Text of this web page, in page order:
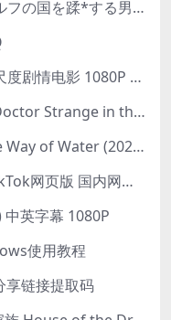
OVA巨*エルフ母娘催*#1エルフの国を蹂*する男。汚された女王と姫
B级文件 B컷 (2022) 韩国大尺度剧情电影 1080P 中字
奇异博士2：疯狂多元宇宙 Doctor Strange in the Multiverse of Madness (2022) 高清版1080p
阿凡达：水之道 Avatar: The Way of Water (2022) 1080p 2k 4k 中文字幕
ProxiTok 开源国际版抖音TikTok网页版 国内网络直连
英字幕 1080P
使用教程
享链接提取码